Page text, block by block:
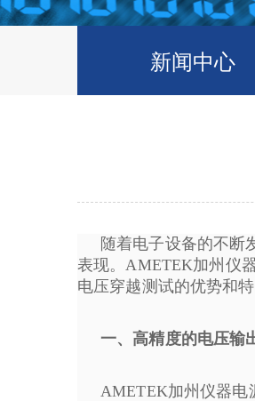
新闻中心
随着电子设备的不断
表现。AMETEK加州仪
电压穿越测试的优势和特
一、高精度的电压输
AMETEK加州仪器电